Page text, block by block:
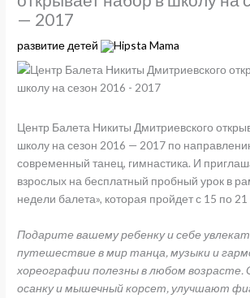
— 2017
развитие детей Hipsta Mama
Центр Балета Никиты Дмитриевского
школу на сезон 2016 — 2017 по
современный танец, гимнастика. И
взрослых на бесплатный пробный урок в
недели балета», которая пройдет с 15 по 21
Подарите вашему ребенку и себе
путешествие в мир танца, музыки и
хореографии полезны в любом возрасте.
осанку и мышечный корсет, улучшают